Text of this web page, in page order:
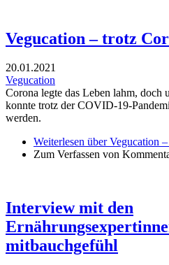
Vegucation – trotz
20.01.2021
Vegucation
Corona legte das Leben lahm, doch
konnte trotz der COVID-19-
werden.
Weiterlesen über Vegucation
Zum Verfassen von
Interview mit den
mitbauchgefühl